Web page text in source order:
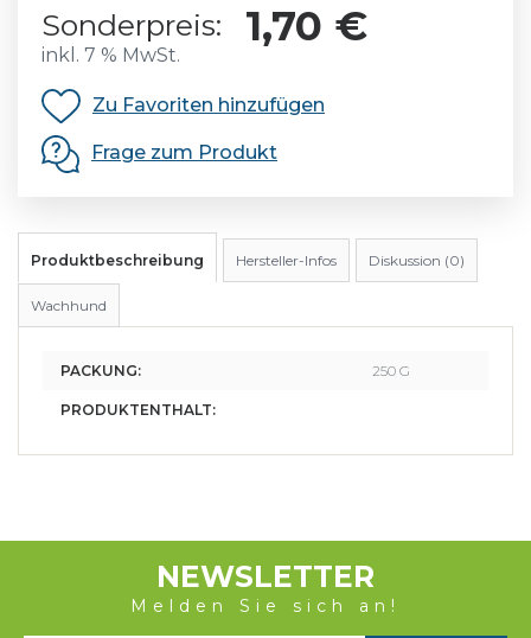
Sonderpreis: 1,70 €
inkl. 7 % MwSt.
Zu Favoriten hinzufügen
Frage zum Produkt
Produktbeschreibung Hersteller-Infos Diskussion (0)
Wachhund
PACKUNG: 250 G
PRODUKTENTHALT:
NEWSLETTER
Melden Sie sich an!